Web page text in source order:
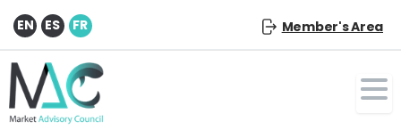
EN ES FR Member's Area